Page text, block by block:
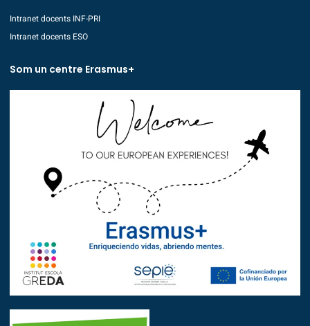
Intranet docents INF-PRI
Intranet docents ESO
Som un centre Erasmus+